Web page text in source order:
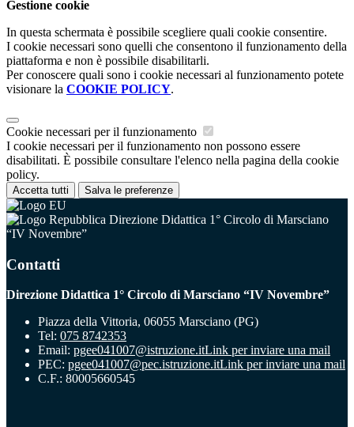
Gestione cookie
In questa schermata è possibile scegliere quali cookie consentire.
I cookie necessari sono quelli che consentono il funzionamento della
piattaforma e non è possibile disabilitarli.
Per conoscere quali sono i cookie necessari al funzionamento potete
visionare la COOKIE POLICY.
Cookie necessari per il funzionamento
I cookie necessari per il funzionamento non possono essere
disabilitati. È possibile consultare l'elenco nella pagina della cookie
policy.
Accetta tutti Salva le preferenze
Direzione Didattica 1° Circolo di Marsciano
“IV Novembre”
Contatti
Direzione Didattica 1° Circolo di Marsciano “IV Novembre”
Piazza della Vittoria, 06055 Marsciano (PG)
Tel: 075 8742353
Email: pgee041007@istruzione.itLink per inviare una mail
PEC: pgee041007@pec.istruzione.itLink per inviare una mail
C.F.: 80005660545